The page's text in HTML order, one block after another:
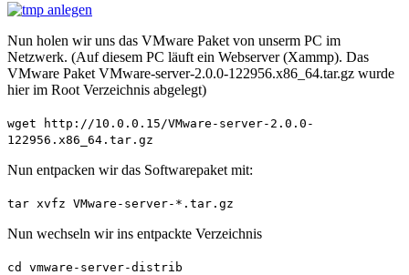
Nun holen wir uns das VMware Paket von unserm PC im
Netzwerk. (Auf diesem PC läuft ein Webserver (Xammp). Das
VMware Paket VMware-server-2.0.0-122956.x86_64.tar.gz wurde
hier im Root Verzeichnis abgelegt)
wget http://10.0.0.15/VMware-server-2.0.0-
122956.x86_64.tar.gz
Nun entpacken wir das Softwarepaket mit:
tar xvfz VMware-server-*.tar.gz
Nun wechseln wir ins entpackte Verzeichnis
cd vmware-server-distrib